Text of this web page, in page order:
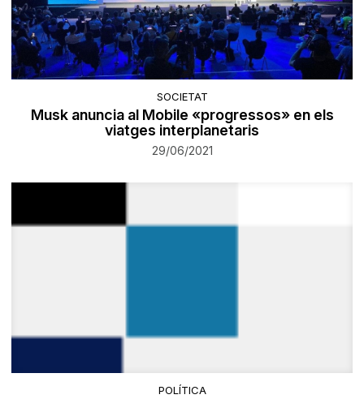
SOCIETAT
Musk anuncia al Mobile «progressos» en els
viatges interplanetaris
29/06/2021
POLÍTICA